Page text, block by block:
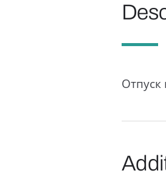
Отпуск